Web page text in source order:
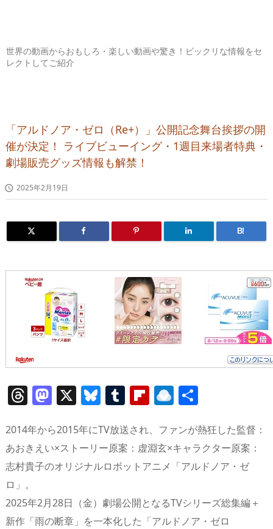
世界の動画からおもしろ・楽しい動画や驚き！ビックリな情報をセ
レクトしてご紹介
「アルドノア・ゼロ（Re+）」公開記念舞台挨拶の開
催が決定！ ライブビューイング・1週目来場者特典・
劇場販売グッズ情報も解禁！
 2025年2月19日
B!
T
re
a
d
s
M
st
o
d
o
n
X Bl
e
sk
y
T
m
bl
r
Fl
b
o
ar
d
R
n
d
ro
p.
io
2014年から2015年にTV放送され、ファンが熱狂した監督：
あおきえい×ストーリー原案：虚淵玄×キャラクター原案：
志村貴子のオリジナルロボットアニメ「アルドノア・ゼ
ロ」。
2025年2月28日（金）劇場公開となるTVシリーズ総集編＋
新作「雨の断章」を一本化した「アルドノア・ゼロ